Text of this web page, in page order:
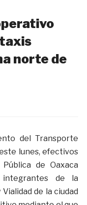
norte de
del Transporte
lunes, efectivos
de Oaxaca
integrantes de la
de la ciudad